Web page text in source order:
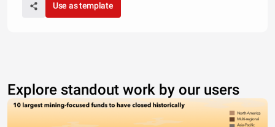
Use as template
Explore standout work by our users